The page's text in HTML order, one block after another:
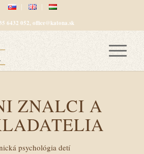
6432 052, office@katona.sk
ZNALCI A
psychológia detí